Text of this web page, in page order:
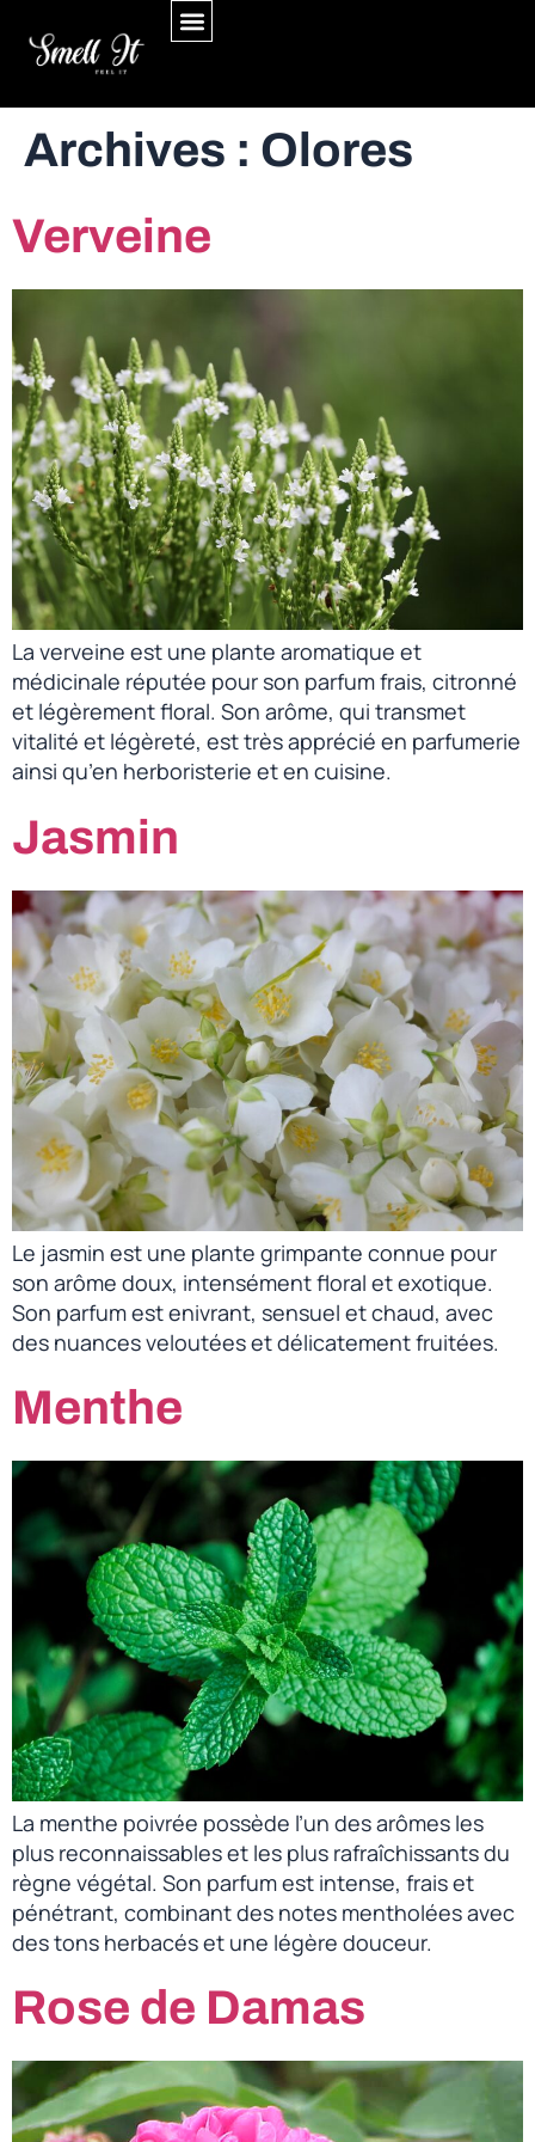
Archives : Olores
Verveine
La verveine est une plante aromatique et
médicinale réputée pour son parfum frais, citronné
et légèrement floral. Son arôme, qui transmet
vitalité et légèreté, est très apprécié en parfumerie
ainsi qu’en herboristerie et en cuisine.
Jasmin
Le jasmin est une plante grimpante connue pour
son arôme doux, intensément floral et exotique.
Son parfum est enivrant, sensuel et chaud, avec
des nuances veloutées et délicatement fruitées.
Menthe
La menthe poivrée possède l’un des arômes les
plus reconnaissables et les plus rafraîchissants du
règne végétal. Son parfum est intense, frais et
pénétrant, combinant des notes mentholées avec
des tons herbacés et une légère douceur.
Rose de Damas